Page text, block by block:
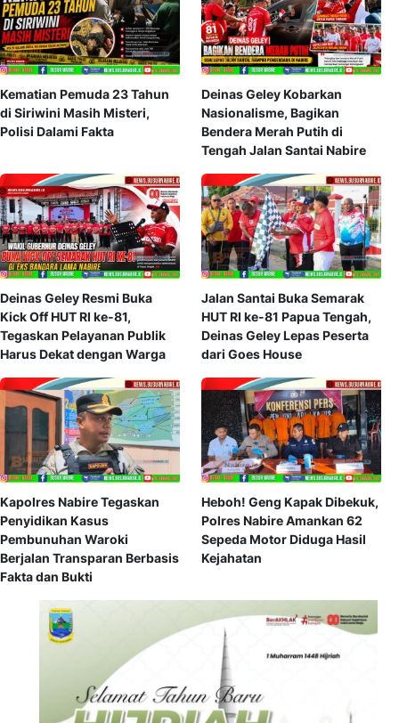
Kematian Pemuda 23 Tahun
di Siriwini Masih Misteri,
Polisi Dalami Fakta
Deinas Geley Kobarkan
Nasionalisme, Bagikan
Bendera Merah Putih di
Tengah Jalan Santai Nabire
Deinas Geley Resmi Buka
Kick Off HUT RI ke-81,
Tegaskan Pelayanan Publik
Harus Dekat dengan Warga
Jalan Santai Buka Semarak
HUT RI ke-81 Papua Tengah,
Deinas Geley Lepas Peserta
dari Goes House
Kapolres Nabire Tegaskan
Penyidikan Kasus
Pembunuhan Waroki
Berjalan Transparan Berbasis
Fakta dan Bukti
Heboh! Geng Kapak Dibekuk,
Polres Nabire Amankan 62
Sepeda Motor Diduga Hasil
Kejahatan